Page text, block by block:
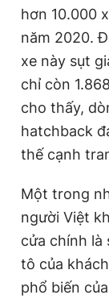
hơn 10.000
năm 2020.
xe này sụt
chỉ còn
cho thấy,
hatchback
thế cạnh
Một trong
người Việt
cửa chính là
tô của
phổ biến